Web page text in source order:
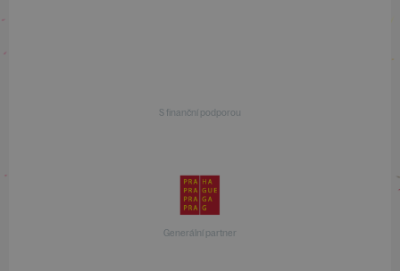
S finanční podporou
Generální partner